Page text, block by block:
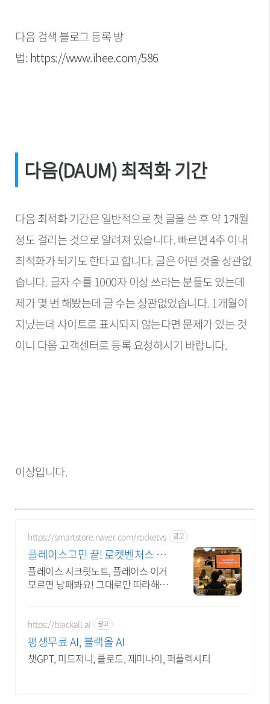
다음 검색 블로그 등록 방
법:https://www.ihee.com/586
다음(DAUM) 최적화 기간
다음 최적화 기간은 일반적으로 첫 글을 쓴 후 약 1개월
정도 걸리는 것으로 알려져 있습니다. 빠르면 4주 이내
최적화가 되기도 한다고 합니다. 글은 어떤 것을 상관없
습니다. 글자 수를 1000자 이상 쓰라는 분들도 있는데
제가 몇 번 해봤는데 글 수는 상관없었습니다. 1개월이
지났는데 사이트로 표시되지 않는다면 문제가 있는 것
이니 다음 고객센터로 등록 요청하시기 바랍니다.
이상입니다.
https://smartstore.naver.com/rocketvs 광고
플레이스고민 끝! 로켓벤처스 32
00+ 사장님 극찬 리뷰
플레이스 시크릿노트, 플레이스 이거
모르면 낭패봐요! 그대로만 따라해도
https://blackall.ai 광고
평생무료 AI, 블랙올 AI
챗GPT, 미드저니, 클로드, 제미나이, 퍼플렉시티